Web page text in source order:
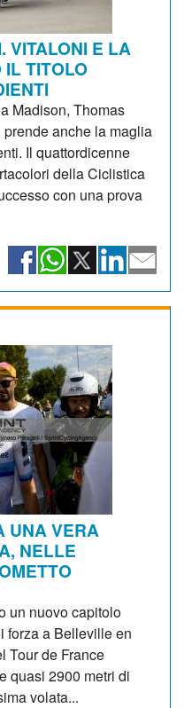
VITALONI E LA
IL TITOLO
Madison, Thomas
anche la maglia
Il quattordicenne
della Ciclistica
con una prova
UNA VERA
NELLE
un nuovo capitolo
forza a Belleville en
Tour de France
quasi 2900 metri di
volata...